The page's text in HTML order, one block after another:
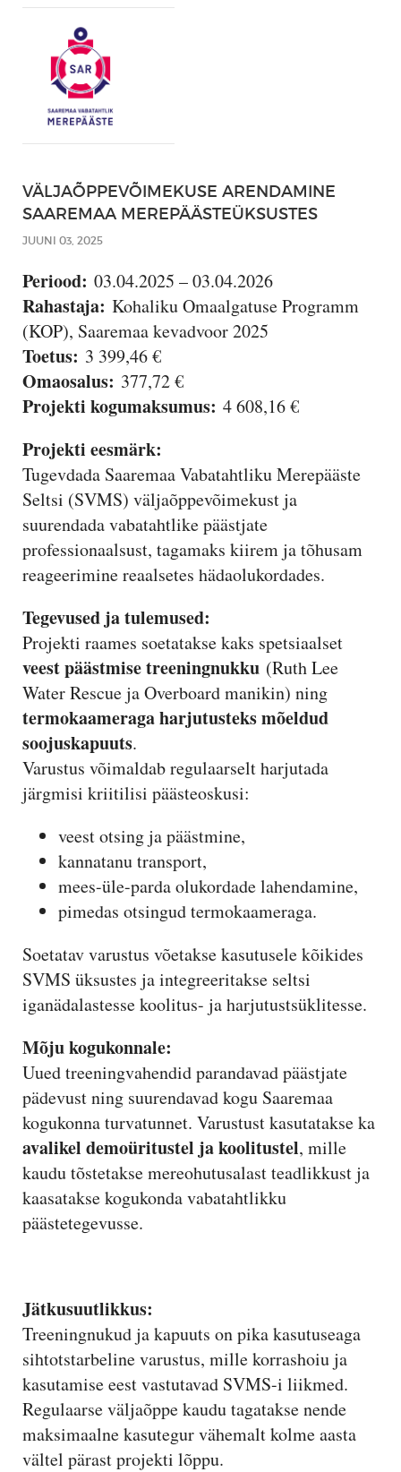
VÄLJAÕPPEVÕIMEKUSE ARENDAMINE
SAAREMAA MEREPÄÄSTEÜKSUSTES
JUUNI 03, 2025
Periood: 03.04.2025 – 03.04.2026
Rahastaja: Kohaliku Omaalgatuse Programm
(KOP), Saaremaa kevadvoor 2025
Toetus: 3 399,46 €
Omaosalus: 377,72 €
Projekti kogumaksumus: 4 608,16 €
Projekti eesmärk:
Tugevdada Saaremaa Vabatahtliku Merepääste
Seltsi (SVMS) väljaõppevõimekust ja
suurendada vabatahtlike päästjate
professionaalsust, tagamaks kiirem ja tõhusam
reageerimine reaalsetes hädaolukordades.
Tegevused ja tulemused:
Projekti raames soetatakse kaks spetsiaalset
veest päästmise treeningnukku (Ruth Lee
Water Rescue ja Overboard manikin) ning
termokaameraga harjutusteks mõeldud
soojuskapuuts.
Varustus võimaldab regulaarselt harjutada
järgmisi kriitilisi päästeoskusi:
veest otsing ja päästmine,
kannatanu transport,
mees-üle-parda olukordade lahendamine,
pimedas otsingud termokaameraga.
Soetatav varustus võetakse kasutusele kõikides
SVMS üksustes ja integreeritakse seltsi
iganädalastesse koolitus- ja harjutustsüklitesse.
Mõju kogukonnale:
Uued treeningvahendid parandavad päästjate
pädevust ning suurendavad kogu Saaremaa
kogukonna turvatunnet. Varustust kasutatakse ka
avalikel demoüritustel ja koolitustel, mille
kaudu tõstetakse mereohutusalast teadlikkust ja
kaasatakse kogukonda vabatahtlikku
päästetegevusse.
Jätkusuutlikkus:
Treeningnukud ja kapuuts on pika kasutuseaga
sihtotstarbeline varustus, mille korrashoiu ja
kasutamise eest vastutavad SVMS-i liikmed.
Regulaarse väljaõppe kaudu tagatakse nende
maksimaalne kasutegur vähemalt kolme aasta
vältel pärast projekti lõppu.